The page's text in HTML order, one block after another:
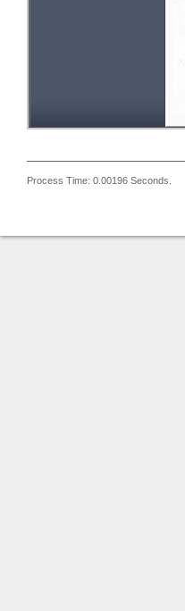
Process Time: 0.00196 Seconds.